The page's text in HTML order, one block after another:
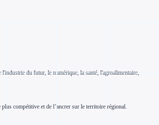
du futur, le numérique, la santé, l'agroalimentaire,
compétitive et de l’ancrer sur le territoire régional.